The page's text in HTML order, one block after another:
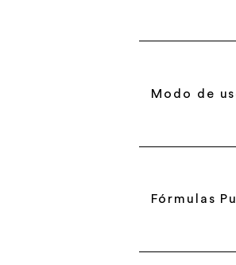
Modo de
Fórmulas